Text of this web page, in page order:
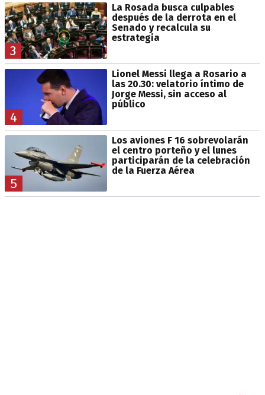
3
La Rosada busca culpables
después de la derrota en el
Senado y recalcula su
estrategia
4
Lionel Messi llega a Rosario a
las 20.30: velatorio íntimo de
Jorge Messi, sin acceso al
público
5
Los aviones F 16 sobrevolarán
el centro porteño y el lunes
participarán de la celebración
de la Fuerza Aérea